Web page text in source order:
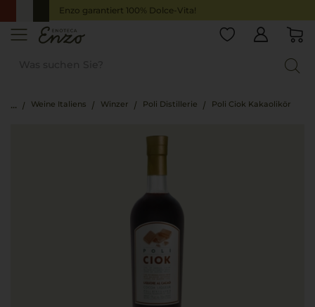
Enzo garantiert 100% Dolce-Vita!
Weine Italiens Winzer Poli Distillerie Poli Ciok Kakaolikör